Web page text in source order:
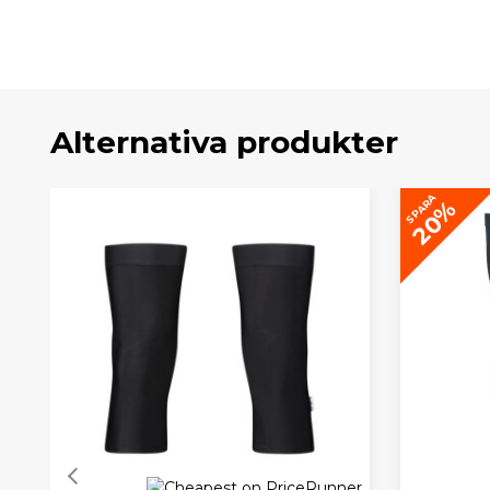
Alternativa produkter
SPARA
20%